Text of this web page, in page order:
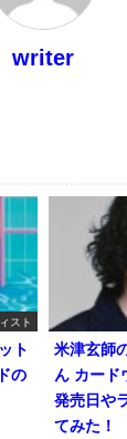
writer
スト
ト
の
米津玄師
ん カード
発売日や
てみた！